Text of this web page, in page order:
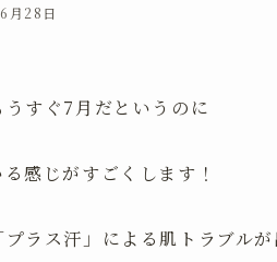
月28日
すぐ7月だというのに
感じがすごくします！
ラス汗」による肌トラブル